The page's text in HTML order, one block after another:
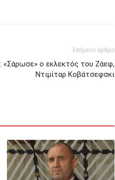
Επόμενο άρθρο
«Σάρωσε» ο εκλεκτός του Ζάεφ,
Ντιμίταρ Κοβάτσεφσκι